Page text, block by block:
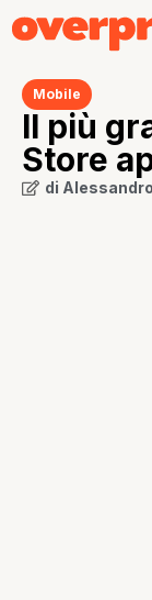
Mobile
Il più
Store
di